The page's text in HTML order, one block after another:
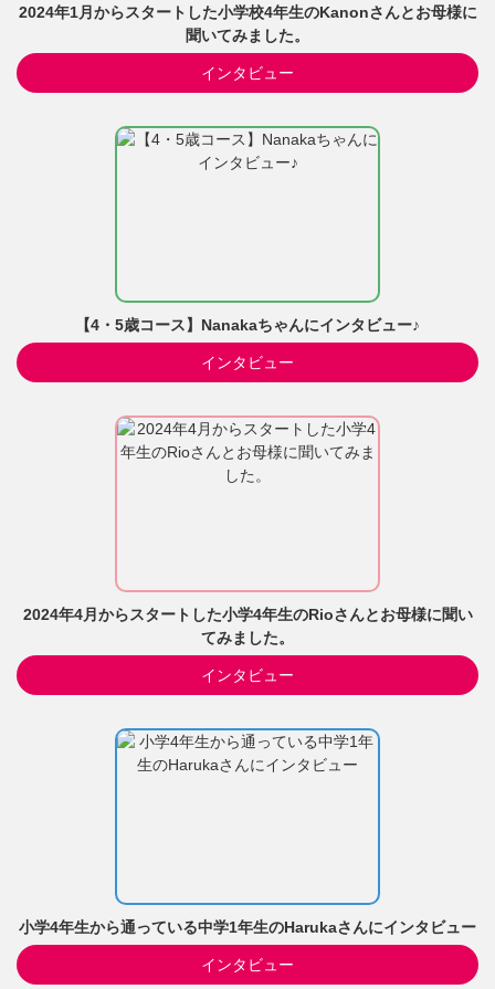
2024年1月からスタートした小学校4年生のKanonさんとお母様に
聞いてみました。
インタビュー
【4・5歳コース】Nanakaちゃんにインタビュー♪
インタビュー
2024年4月からスタートした小学4年生のRioさんとお母様に聞い
てみました。
インタビュー
小学4年生から通っている中学1年生のHarukaさんにインタビュー
インタビュー